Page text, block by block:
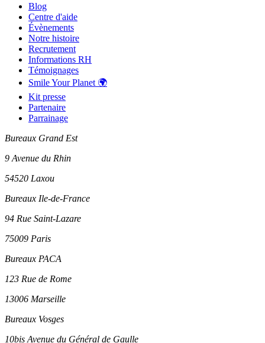
Blog
Centre d'aide
Évènements
Notre histoire
Recrutement
Informations RH
Témoignages
Smile Your Planet 🌍
Kit presse
Partenaire
Parrainage
Bureaux Grand Est
9 Avenue du Rhin
54520 Laxou
Bureaux Ile-de-France
94 Rue Saint-Lazare
75009 Paris
Bureaux PACA
123 Rue de Rome
13006 Marseille
Bureaux Vosges
10bis Avenue du Général de Gaulle